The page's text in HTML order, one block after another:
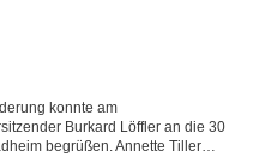
konnte am
Burkard Löffler an die 30
begrüßen. Annette Tiller